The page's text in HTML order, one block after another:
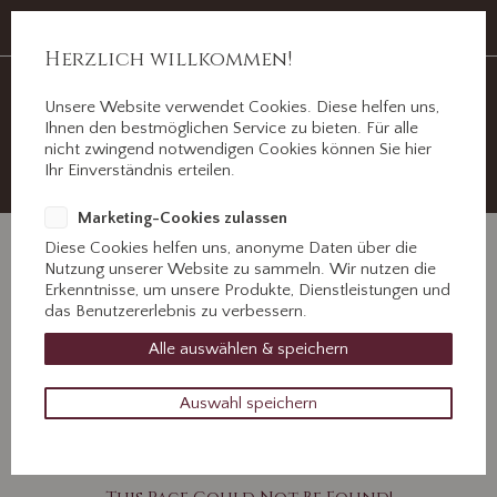
+49 8221 31077
404
Herzlich willkommen!
Unsere Website verwendet Cookies. Diese helfen uns,
Ihnen den bestmöglichen Service zu bieten. Für alle
nicht zwingend notwendigen Cookies können Sie hier
Ihr Einverständnis erteilen.
Marketing-Cookies zulassen
Diese Cookies helfen uns, anonyme Daten über die
Nutzung unserer Website zu sammeln. Wir nutzen die
Erkenntnisse, um unsere Produkte, Dienstleistungen und
das Benutzererlebnis zu verbessern.
Alle auswählen & speichern
Auswahl speichern